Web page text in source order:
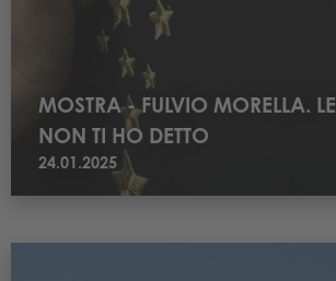
MOSTRA - FULVIO MORELLA. LE
NON TI HO DETTO
24.01.2025